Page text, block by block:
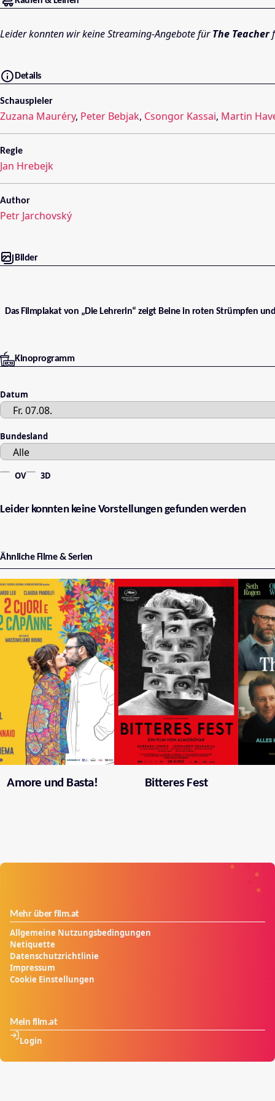
Leider konnten wir keine Streaming-Angebote fürThe Teacher
Details
Schauspieler
Zuzana Mauréry, Peter Bebjak, Csongor Kassai, Martin
Regie
Jan Hrebejk
Author
Petr Jarchovský
Bilder
Das Filmplakat von „Die Lehrerin“ zeigt Beine in roten Strümpfen
Kinoprogramm
Datum
Bundesland
OV 3D
Leider konnten keine Vorstellungen gefunden werden
Ähnliche Filme & Serien
Amore und Basta! Bitteres Fest
Mehr über film.at
Allgemeine Nutzungsbedingungen
Netiquette
Datenschutzrichtlinie
Impressum
Cookie Einstellungen
Mein film.at
Login